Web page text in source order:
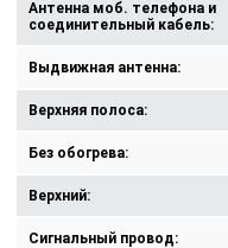
Антенна моб. телефона и
соединительный кабель:
Выдвижная антенна:
Верхняя полоса:
Без обогрева:
Верхний:
Сигнальный провод: